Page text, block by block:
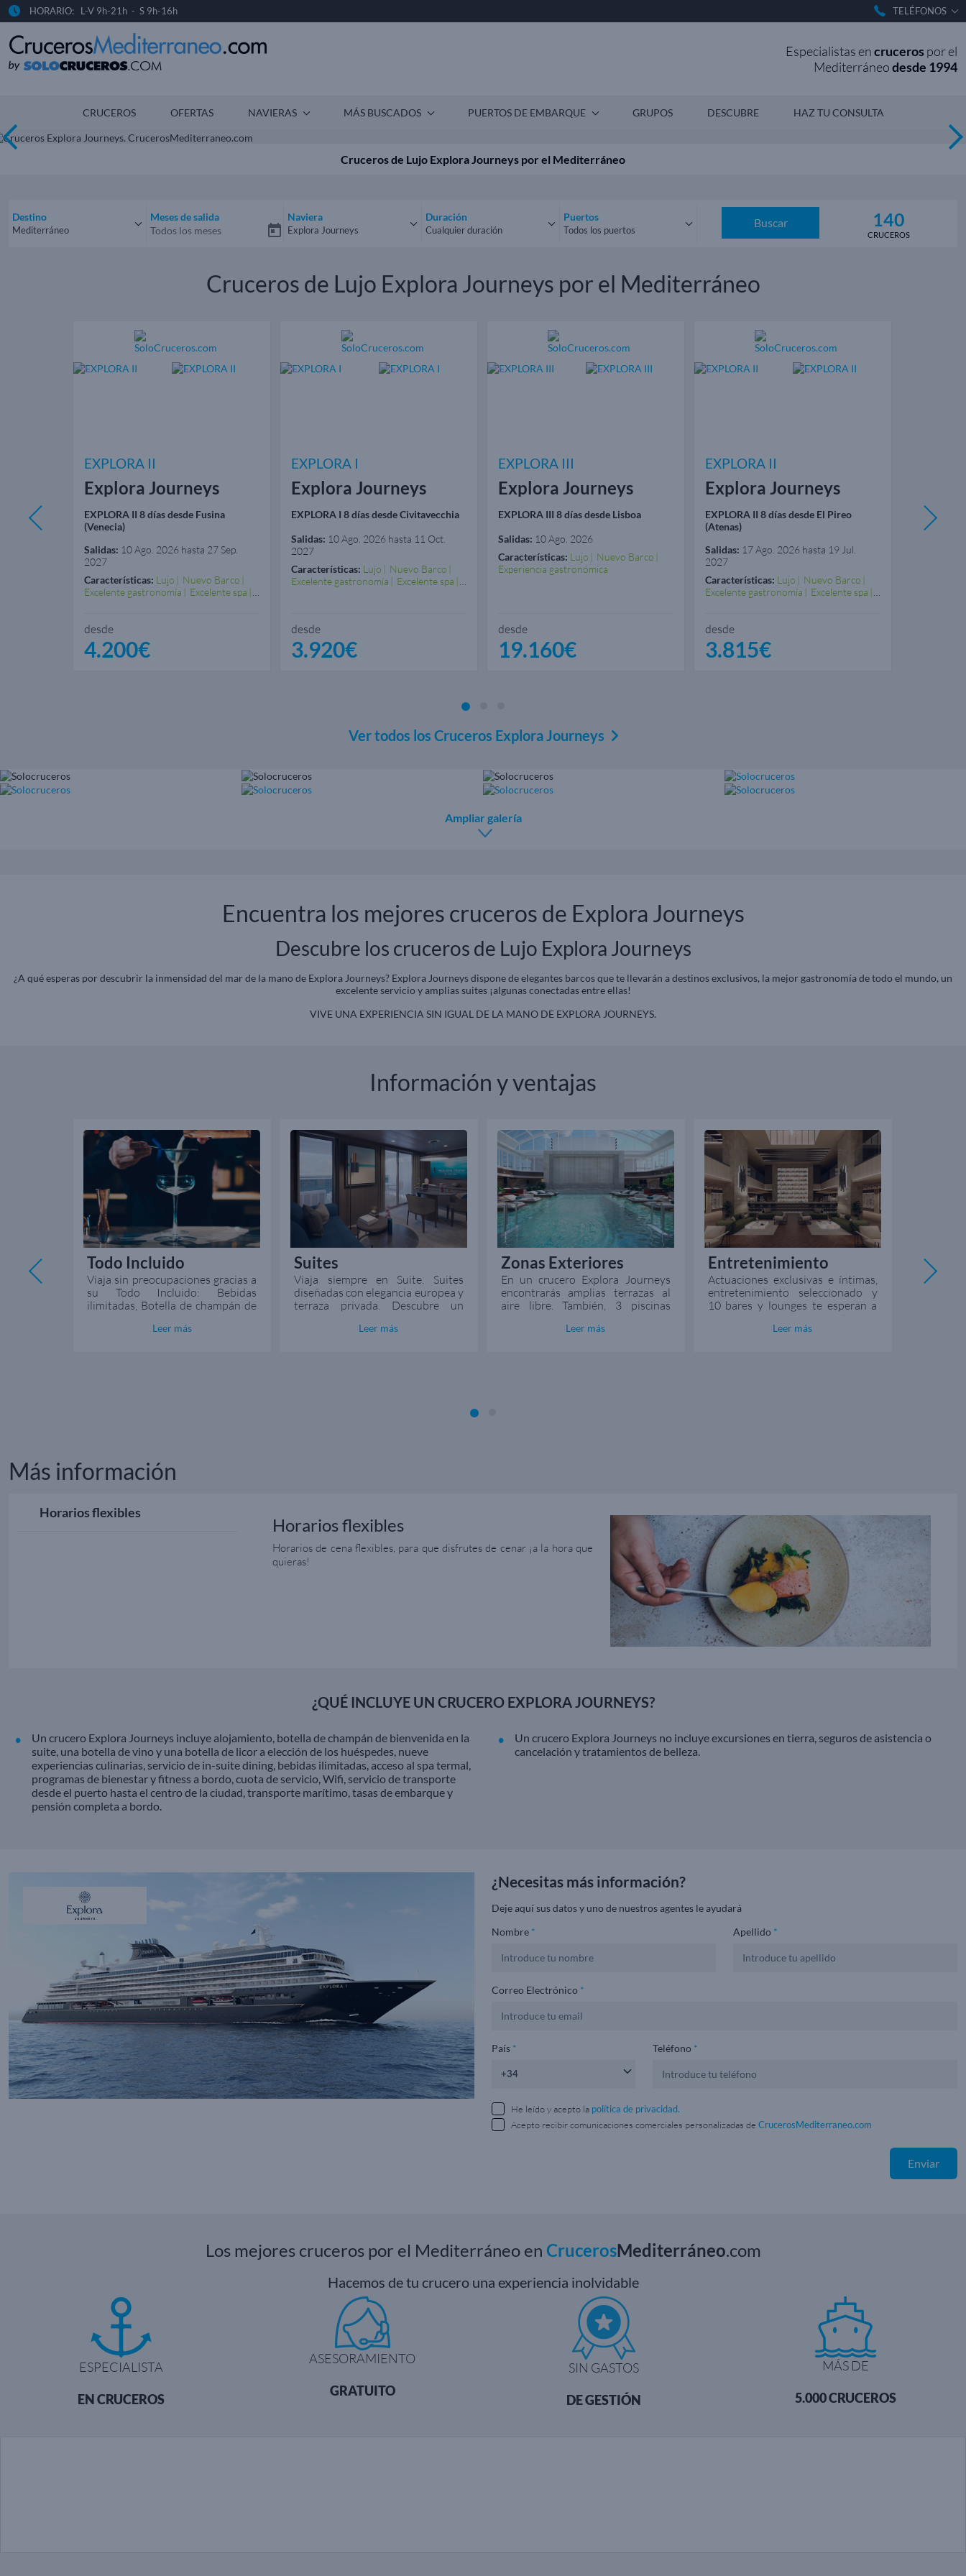
HORARIO: L-V 9h-21h - S 9h-16h TELÉFONOS
Especialistas encruceros por el
Mediterráneodesde 1994
CRUCEROS OFERTAS NAVIERAS MÁS BUSCADOS PUERTOS DE EMBARQUE GRUPOS DESCUBRE HAZ TU CONSULTA
Cruceros de Lujo Explora Journeys por el Mediterráneo
Destino
Mediterráneo
Meses de salida Naviera
Explora Journeys
Duración
Cualquier duración
Puertos
Todos los puertos
Buscar 140
CRUCEROS
Cruceros de Lujo Explora Journeys por el Mediterráneo
EXPLORA II
Explora Journeys
EXPLORA II 8 días desde Fusina
(Venecia)
Salidas: 10 Ago. 2026 hasta 27 Sep.
2027
Características: Lujo
Nuevo Barco
Excelente gastronomía
Excelente spa
desde
4.200€
EXPLORA I
Explora Journeys
EXPLORA I 8 días desde Civitavecchia
Salidas: 10 Ago. 2026 hasta 11 Oct.
2027
Características: Lujo
Nuevo Barco
Excelente gastronomía
Excelente spa
desde
3.920€
EXPLORA III
Explora Journeys
EXPLORA III 8 días desde Lisboa
Salidas: 10 Ago. 2026
Características: Lujo
Nuevo Barco
Experiencia gastronómica
desde
19.160€
EXPLORA II
Explora Journeys
EXPLORA II 8 días desde El Pireo
(Atenas)
Salidas: 17 Ago. 2026 hasta 19 Jul.
2027
Características: Lujo
Nuevo Barco
Excelente gastronomía
Excelente spa
desde
3.815€
EXPLORA
(España)
Ver todos los Cruceros Explora Journeys
Ampliar galería
Encuentra los mejores cruceros de Explora Journeys
Descubre los cruceros de Lujo Explora Journeys
¿A qué esperas por descubrir la inmensidad del mar de la mano de Explora Journeys? Explora Journeys dispone de elegantes barcos que te llevarán a destinos exclusivos, la mejor gastronomía de todo el mundo, un
excelente servicio y amplias suites ¡algunas conectadas entre ellas!
VIVE UNA EXPERIENCIA SIN IGUAL DE LA MANO DE EXPLORA JOURNEYS.
Información y ventajas
de la
Todo Incluido
Viaja sin preocupaciones gracias a
su Todo Incluido: Bebidas
ilimitadas, Botella de champán de
zona termal del spa y sofisticada
Leer más
Suites
Viaja siempre en Suite. Suites
diseñadas con elegancia europea y
terraza privada. Descubre un
espacios amplios para el relax.
Leer más
Zonas Exteriores
En un crucero Explora Journeys
encontrarás amplias terrazas al
aire libre. También, 3 piscinas
un techo de vidrio retráctil.
Leer más
Entretenimiento
Actuaciones exclusivas e íntimas,
entretenimiento seleccionado y
10 bares y lounges te esperan a
Leer más
Alta
Más información
Horarios flexibles
Horarios flexibles
Horarios de cena flexibles, para que disfrutes de cenar ¡a la hora que
quieras!
¿QUÉ INCLUYE UN CRUCERO EXPLORA JOURNEYS?
Un crucero Explora Journeys incluye alojamiento, botella de champán de bienvenida en la
suite, una botella de vino y una botella de licor a elección de los huéspedes, nueve
experiencias culinarias, servicio de in-suite dining, bebidas ilimitadas, acceso al spa termal,
programas de bienestar y fitness a bordo, cuota de servicio, Wifi, servicio de transporte
desde el puerto hasta el centro de la ciudad, transporte marítimo, tasas de embarque y
pensión completa a bordo.
Un crucero Explora Journeys no incluye excursiones en tierra, seguros de asistencia o
cancelación y tratamientos de belleza.
¿Necesitas más información?
Deje aquí sus datos y uno de nuestros agentes le ayudará
Nombre * Apellido *
Correo Electrónico *
País * Teléfono *
He leído y acepto la política de privacidad.
Acepto recibir comunicaciones comerciales personalizadas de CrucerosMediterraneo.com
Enviar
Los mejores cruceros por el Mediterráneo en CrucerosMediterráneo.com
Hacemos de tu crucero una experiencia inolvidable
ESPECIALISTA
EN CRUCEROS
ASESORAMIENTO
GRATUITO
SIN GASTOS
DE GESTIÓN
MÁS DE
5.000 CRUCEROS